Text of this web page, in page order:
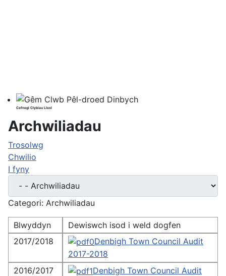
Cefnogi Clybiau Lleol
Archwiliadau
Trosolwg
Chwilio
I fyny
Categori: Archwiliadau
Blwyddyn
Dewiswch isod i weld dogfen
2017/2018
Denbigh Town Council Audit
2017-2018
2016/2017
Denbigh Town Council Audit